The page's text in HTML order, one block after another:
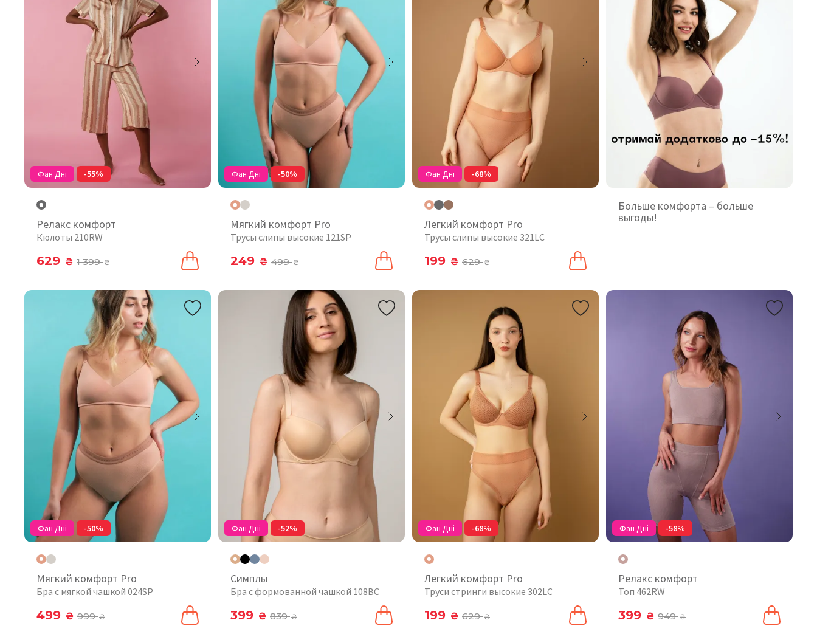
Фан Дні -55%
Релакс комфорт
Кюлоты 210RW
629 ₴ 1 399₴
Фан Дні -50%
Мягкий комфорт Pro
Трусы слипы высокие 121SP
249 ₴ 499₴
Фан Дні -68%
Легкий комфорт Pro
Трусы слипы высокие 321LC
199 ₴ 629₴
Больше комфорта – больше
выгоды!
Фан Дні -50%
Мягкий комфорт Pro
Бра с мягкой чашкой 024SP
499 ₴ 999₴
Фан Дні -52%
Симплы
Бра с формованной чашкой 108BC
399 ₴ 839₴
Фан Дні -68%
Легкий комфорт Pro
Труси стринги высокие 302LC
199 ₴ 629₴
Фан Дні -58%
Релакс комфорт
Топ 462RW
399 ₴ 949₴